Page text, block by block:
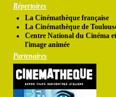
Répertoires
La Cinémathèque française
La Cinémathèque de
Centre National du Cinéma
l'image animée
Partenaires